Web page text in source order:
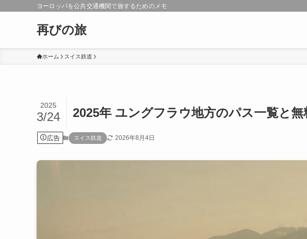
ヨーロッパを公共交通機関で旅するためのメモ
再びの旅
ホーム スイス鉄道
2025年 ユングフラウ地方のパス一覧と無
2025
3/24
広告 スイス鉄道 2026年8月4日